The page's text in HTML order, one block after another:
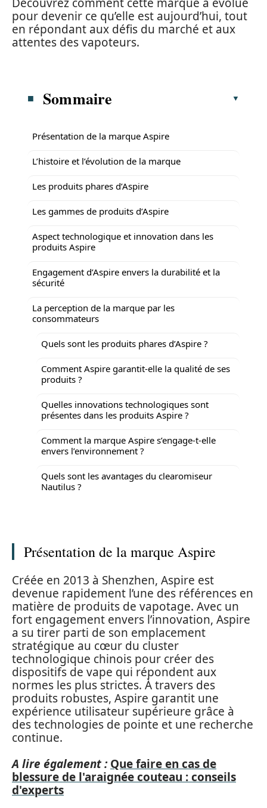
pour devenir ce qu’elle est aujourd’hui, tout
en répondant aux défis du marché et aux
attentes des vapoteurs.
Sommaire
Présentation de la marque Aspire
L’histoire et l’évolution de la marque
Les produits phares d’Aspire
Les gammes de produits d’Aspire
Aspect technologique et innovation dans les
produits Aspire
Engagement d’Aspire envers la durabilité et la
sécurité
La perception de la marque par les
consommateurs
Quels sont les produits phares d’Aspire ?
Comment Aspire garantit-elle la qualité de ses
produits ?
Quelles innovations technologiques sont
présentes dans les produits Aspire ?
Comment la marque Aspire s’engage-t-elle
envers l’environnement ?
Quels sont les avantages du clearomiseur
Nautilus ?
Présentation de la marque Aspire
Créée en 2013 à Shenzhen, Aspire est
devenue rapidement l’une des références en
matière de produits de vapotage. Avec un
fort engagement envers l’innovation, Aspire
a su tirer parti de son emplacement
stratégique au cœur du cluster
technologique chinois pour créer des
dispositifs de vape qui répondent aux
normes les plus strictes. À travers des
produits robustes, Aspire garantit une
expérience utilisateur supérieure grâce à
des technologies de pointe et une recherche
continue.
A lire également : Que faire en cas de
blessure de l'araignée couteau : conseils
d'experts